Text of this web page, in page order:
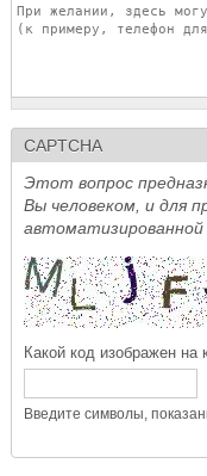
CAPTCHA
Этот вопрос
Вы человеком, и для
автоматизированной
Какой код изображен на
Введите символы,